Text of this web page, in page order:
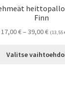
Finn
17,00€– 39,00€
-
(13,55
Valitse